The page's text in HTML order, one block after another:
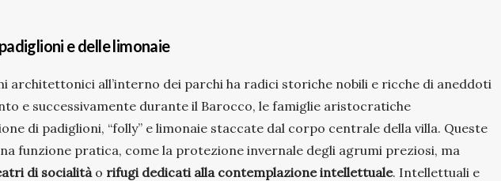
e delle limonaie
architettonici all’interno dei parchi ha radici storiche nobili e ricche di aneddoti
e successivamente durante il Barocco, le famiglie aristocratiche
di padiglioni, “folly” e limonaie staccate dal corpo centrale della villa. Queste
funzione pratica, come la protezione invernale degli agrumi preziosi, ma
di socialità o rifugi dedicati alla contemplazione intellettuale. Intellettuali e